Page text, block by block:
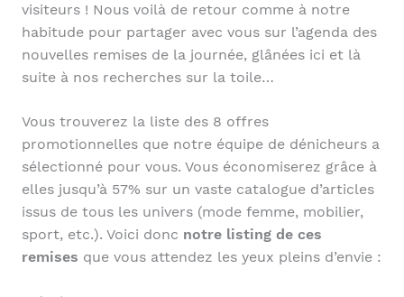
visiteurs ! Nous voilà de retour comme à notre
habitude pour partager avec vous sur l’agenda des
nouvelles remises de la journée, glânées ici et là
suite à nos recherches sur la toile…
Vous trouverez la liste des 8 offres
promotionnelles que notre équipe de dénicheurs a
sélectionné pour vous. Vous économiserez grâce à
elles jusqu’à 57% sur un vaste catalogue d’articles
issus de tous les univers (mode femme, mobilier,
sport, etc.). Voici donc notre listing de ces
remises que vous attendez les yeux pleins d’envie :